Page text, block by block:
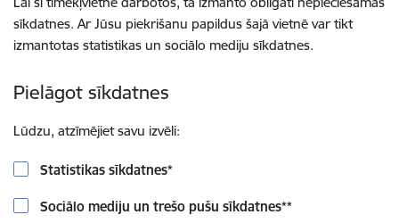
sīkdatnes. Ar Jūsu piekrišanu papildus šajā vietnē var tikt
izmantotas statistikas un sociālo mediju sīkdatnes.
Pielāgot sīkdatnes
Lūdzu, atzīmējiet savu izvēli:
Statistikas sīkdatnes*
Sociālo mediju un trešo pušu sīkdatnes**